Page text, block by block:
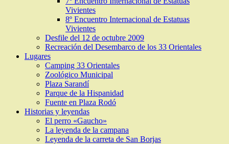
Vivientes
8º Encuentro Internacional de Estatuas
Vivientes
Desfile del 12 de octubre 2009
Recreación del Desembarco de los 33 Orientales
Lugares
Camping 33 Orientales
Zoológico Municipal
Plaza Sarandí
Parque de la Hispanidad
Fuente en Plaza Rodó
Historias y leyendas
El perro «Gaucho»
La leyenda de la campana
Leyenda de la carreta de San Borjas